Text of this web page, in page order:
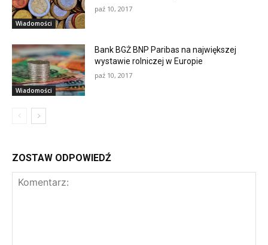
Wiadomości
paź 10, 2017
Wiadomości
Bank BGŻ BNP Paribas na największej
wystawie rolniczej w Europie
paź 10, 2017
ZOSTAW ODPOWIEDŹ